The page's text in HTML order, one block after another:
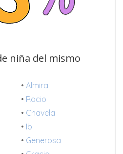
niña del mismo
• Almira
• Rocio
• Chavela
• Ib
• Generosa